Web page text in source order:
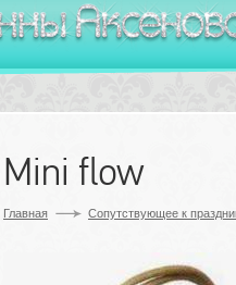
Mini flow
Главная Сопутствующее к